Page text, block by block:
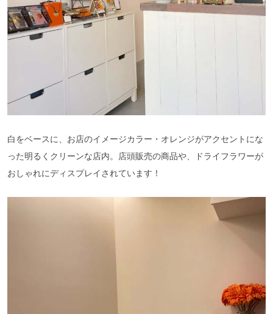
白をベースに、お店のイメージカラー・オレンジがアクセントにな
った明るくクリーンな店内。店頭販売の商品や、ドライフラワーが
おしゃれにディスプレイされています！